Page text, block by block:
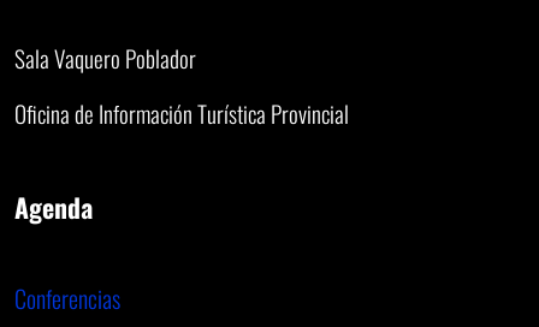
Sala Vaquero Poblador
Oficina de Información Turística Provincial
Agenda
Conferencias